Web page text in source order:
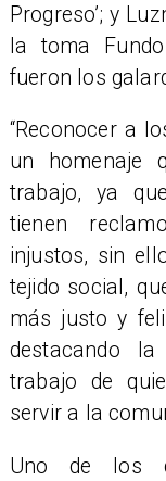
Progreso’; y
la toma
fueron los
“Reconocer a
un homenaje
trabajo, ya
tienen
injustos, sin
tejido social,
más justo y
destacando
trabajo de
servir a la
Uno de los